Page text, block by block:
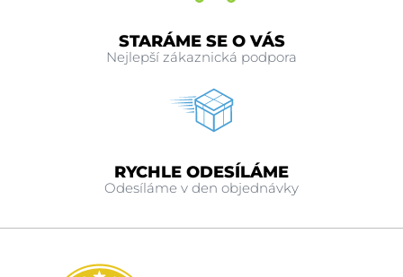
STARÁME SE O VÁS
Nejlepší zákaznická podpora
RYCHLE ODESÍLÁME
Odesíláme v den objednávky